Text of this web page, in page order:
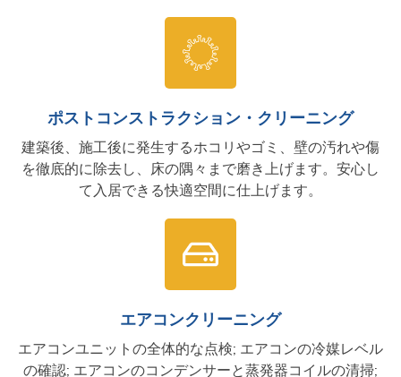
ポストコンストラクション・クリーニング
建築後、施工後に発生するホコリやゴミ、壁の汚れや傷
を徹底的に除去し、床の隅々まで磨き上げます。安心し
て入居できる快適空間に仕上げます。
エアコンクリーニング
エアコンユニットの全体的な点検; エアコンの冷媒レベル
の確認; エアコンのコンデンサーと蒸発器コイルの清掃;